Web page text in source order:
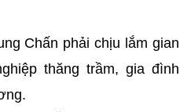
Chấn phải chịu lắm gian
thăng trầm, gia đình